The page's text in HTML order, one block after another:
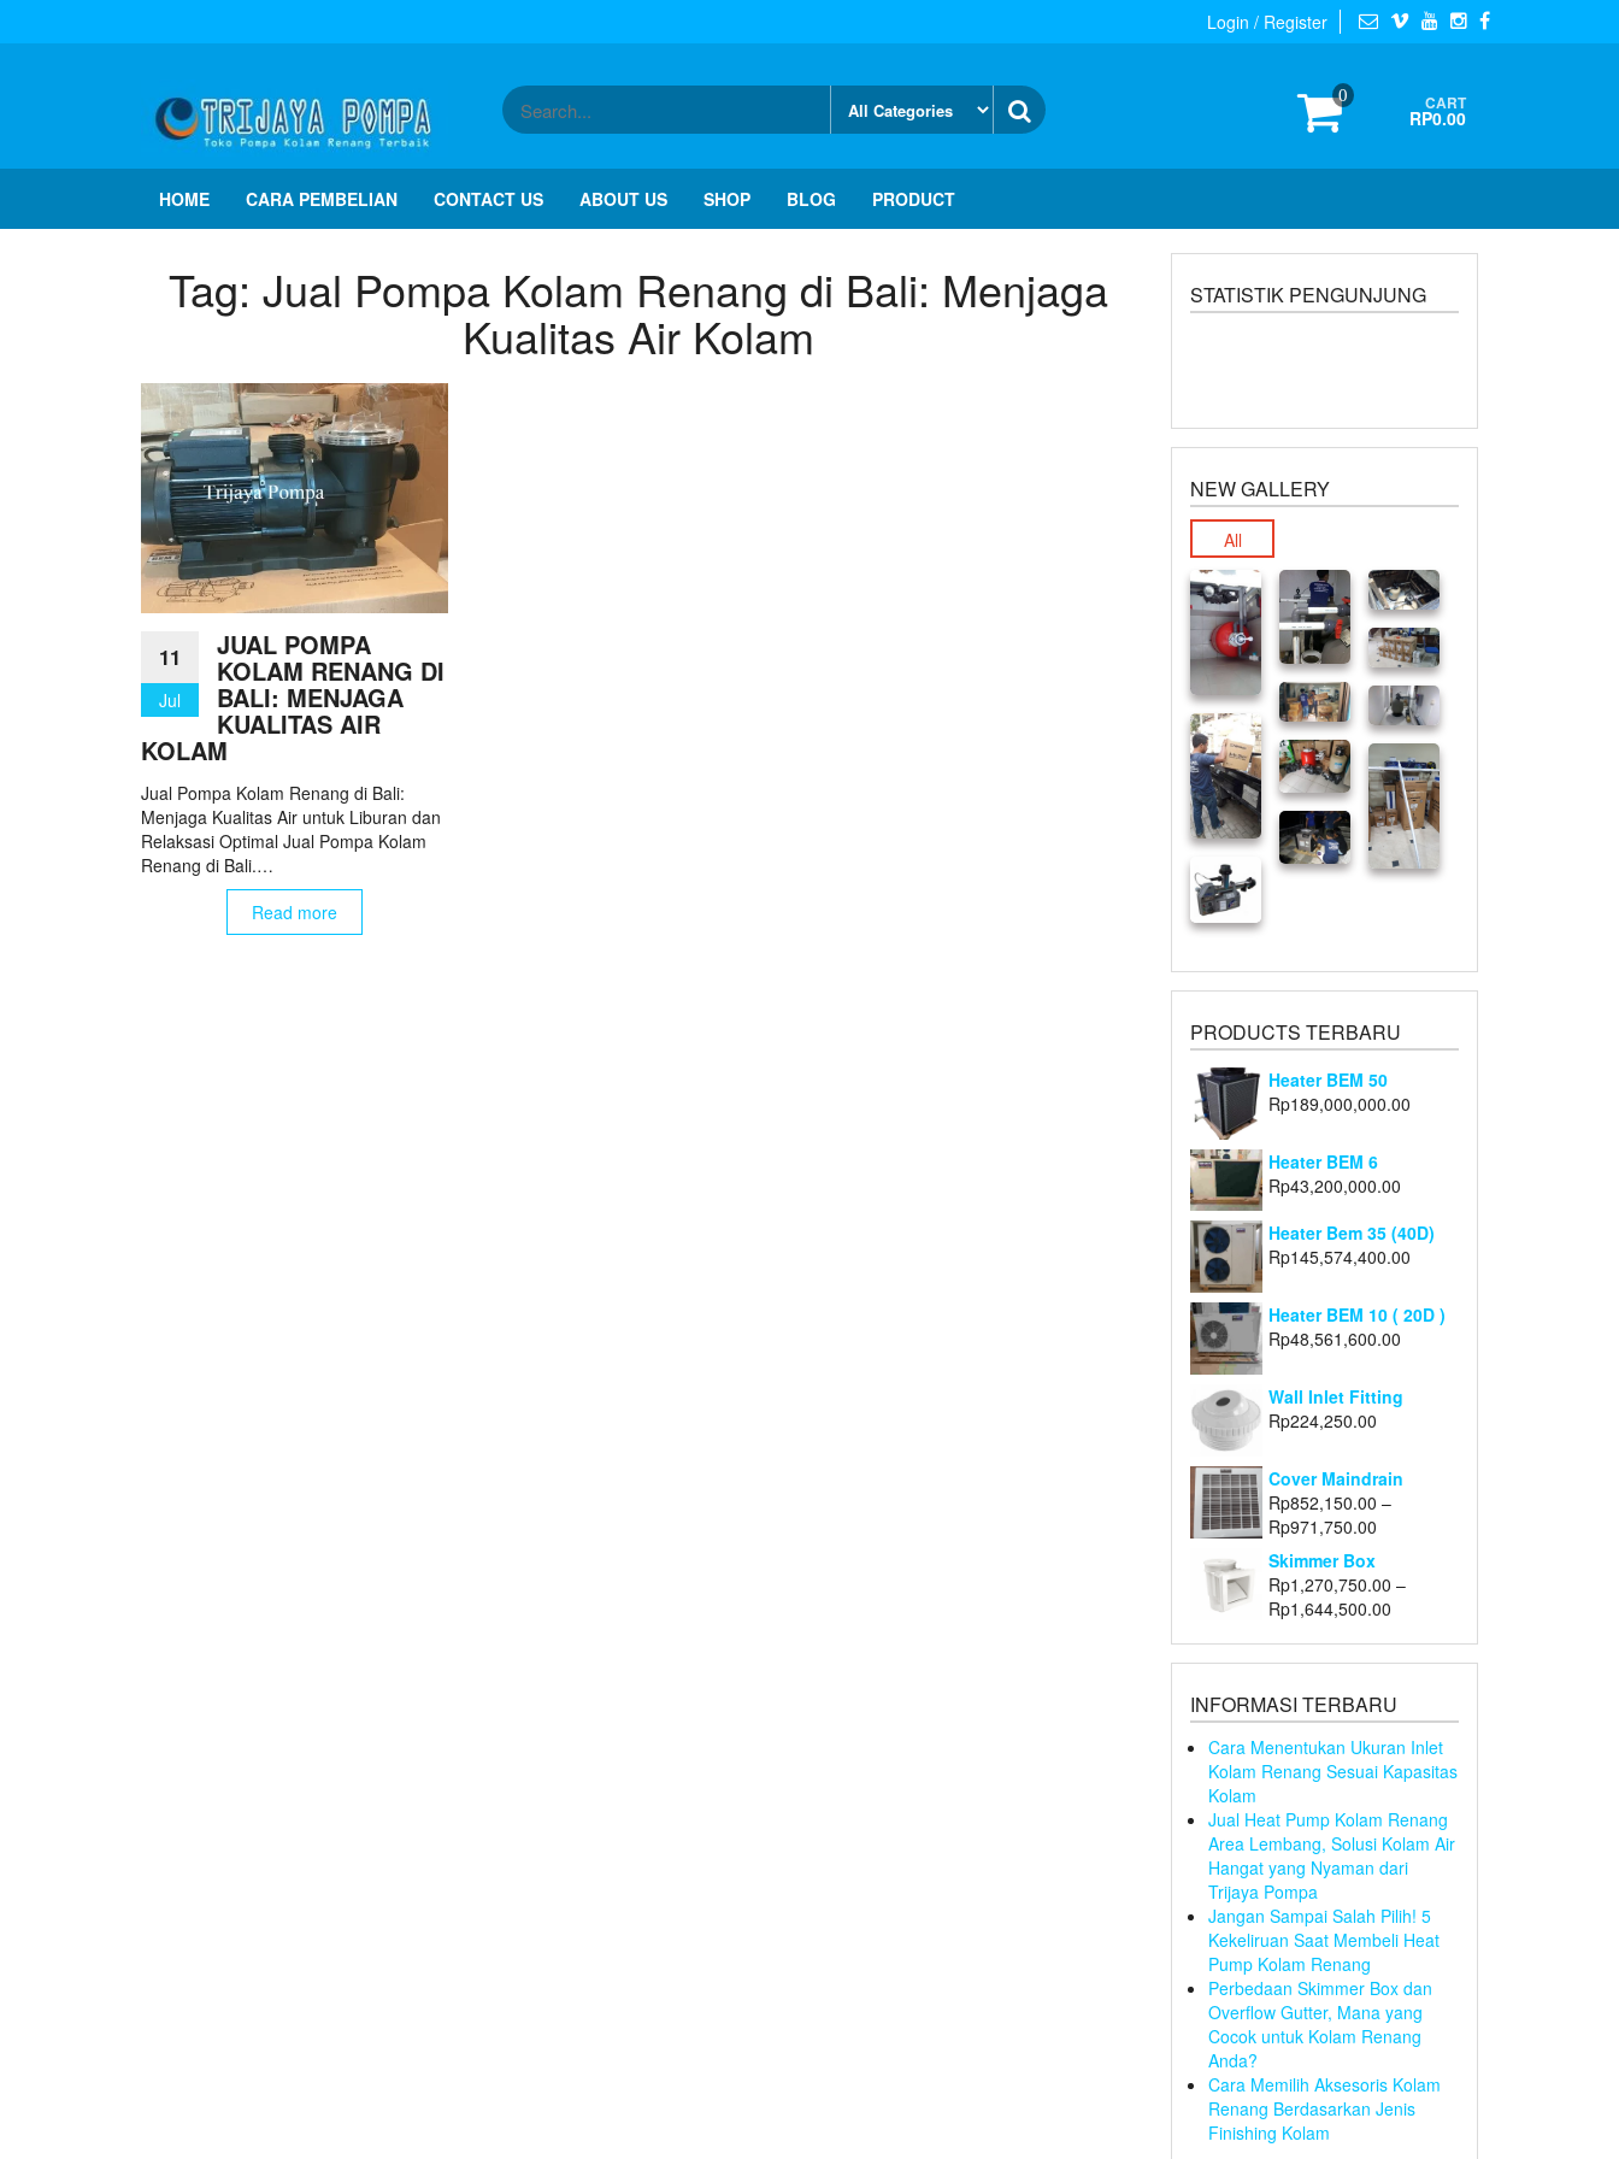
Login / Register
0 CART
RP0.00
HOME CARA PEMBELIAN CONTACT US ABOUT US SHOP BLOG PRODUCT
Tag: Jual Pompa Kolam Renang di Bali: Menjaga
Kualitas Air Kolam
11
Jul
JUAL POMPA
KOLAM RENANG DI
BALI: MENJAGA
KUALITAS AIR
KOLAM
Jual Pompa Kolam Renang di Bali:
Menjaga Kualitas Air untuk Liburan dan
Relaksasi Optimal Jual Pompa Kolam
Renang di Bali.…
Read more
STATISTIK PENGUNJUNG
NEW GALLERY
All
PRODUCTS TERBARU
Heater BEM 50
Rp189,000,000.00
Heater BEM 6
Rp43,200,000.00
Heater Bem 35 (40D)
Rp145,574,400.00
Heater BEM 10 ( 20D )
Rp48,561,600.00
Wall Inlet Fitting
Rp224,250.00
Cover Maindrain
Rp852,150.00 –
Rp971,750.00
Skimmer Box
Rp1,270,750.00 –
Rp1,644,500.00
INFORMASI TERBARU
Cara Menentukan Ukuran Inlet
Kolam Renang Sesuai Kapasitas
Kolam
Jual Heat Pump Kolam Renang
Area Lembang, Solusi Kolam Air
Hangat yang Nyaman dari
Trijaya Pompa
Jangan Sampai Salah Pilih! 5
Kekeliruan Saat Membeli Heat
Pump Kolam Renang
Perbedaan Skimmer Box dan
Overflow Gutter, Mana yang
Cocok untuk Kolam Renang
Anda?
Cara Memilih Aksesoris Kolam
Renang Berdasarkan Jenis
Finishing Kolam